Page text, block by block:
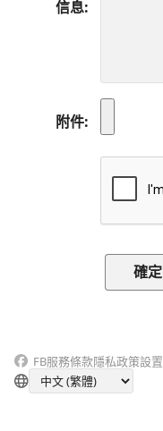
信息
附件
FB服務條款隱私政策設置